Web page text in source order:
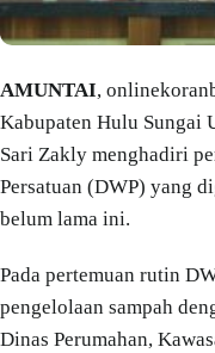
AMUNTAI,
Kabupaten Hulu Sungai
Sari Zakly menghadiri
Persatuan (DWP) yang
belum lama ini.
Pada pertemuan rutin
pengelolaan sampah
Dinas Perumahan,